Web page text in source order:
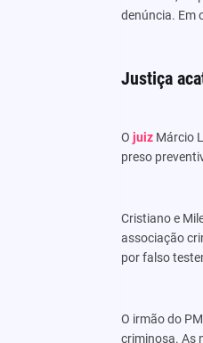
denúncia. Em
Justiça
O juizMárcio
preso
Cristiano e
associação
por falso
O irmão do
criminosa. As